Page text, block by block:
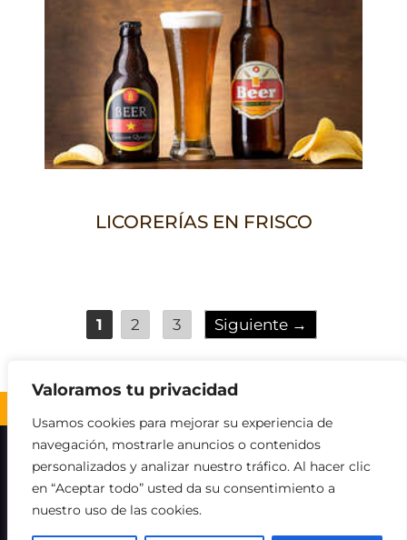
Valoramos tu privacidad
Usamos cookies para mejorar su experiencia de
navegación, mostrarle anuncios o contenidos
personalizados y analizar nuestro tráfico. Al hacer clic
en “Aceptar todo” usted da su consentimiento a
nuestro uso de las cookies.
LICORERÍAS EN FRISCO
Página
1 Página
2 Página
3 Siguiente →
Sobre nosotros Contacto Aviso legal
Política de Cookies Política de privacidad